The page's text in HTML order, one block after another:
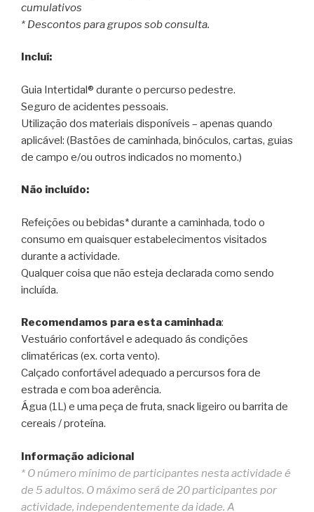
cumulativos
* Descontos para grupos sob consulta.
Incluí:
Guia Intertidal® durante o percurso pedestre.
Seguro de acidentes pessoais.
Utilização dos materiais disponíveis – apenas quando
aplicável: (Bastões de caminhada, binóculos, cartas, guias
de campo e/ou outros indicados no momento.)
Não incluído:
Refeições ou bebidas* durante a caminhada, todo o
consumo em quaisquer estabelecimentos visitados
durante a actividade.
Qualquer coisa que não esteja declarada como sendo
incluída.
Recomendamos para esta caminhada:
Vestuário confortável e adequado ás condições
climatéricas (ex. corta vento).
Calçado confortável adequado a percursos fora de
estrada e com boa aderência.
Água (1L) e uma peça de fruta, snack ligeiro ou barrita de
cereais / proteína.
Informação adicional
* O número mínimo de participantes nesta actividade é
de 5 adultos. O máximo será de 20 participantes por
actividade, independentemente da idade. A